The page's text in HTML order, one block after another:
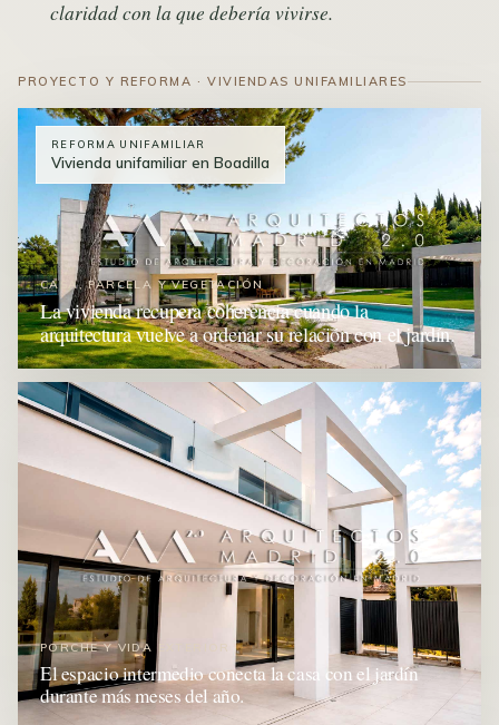
claridad con la que debería vivirse.
PROYECTO Y REFORMA · VIVIENDAS UNIFAMILIARES
REFORMA UNIFAMILIAR
Vivienda unifamiliar en Boadilla
CASA, PARCELA Y VEGETACIÓN
La vivienda recupera coherencia cuando la
arquitectura vuelve a ordenar su relación con el jardín.
PORCHE Y VIDA EXTERIOR
El espacio intermedio conecta la casa con el jardín
durante más meses del año.